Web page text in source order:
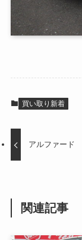
買い取り新着
アルファード
関連記事